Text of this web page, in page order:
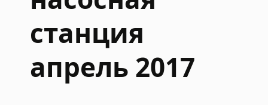
м
а
и
станция
апрель 2017